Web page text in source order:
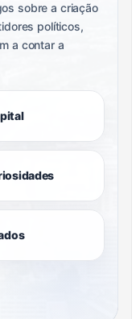
sobre a criação
políticos,
a contar a